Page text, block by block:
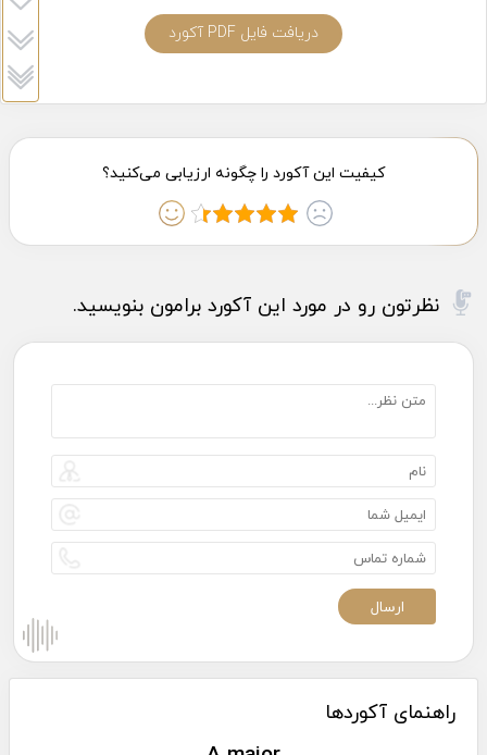
دریافت فایل PDF آکورد
نظرتون رو در مورد این آکورد برامون بنویسید.
راهنمای آکوردها